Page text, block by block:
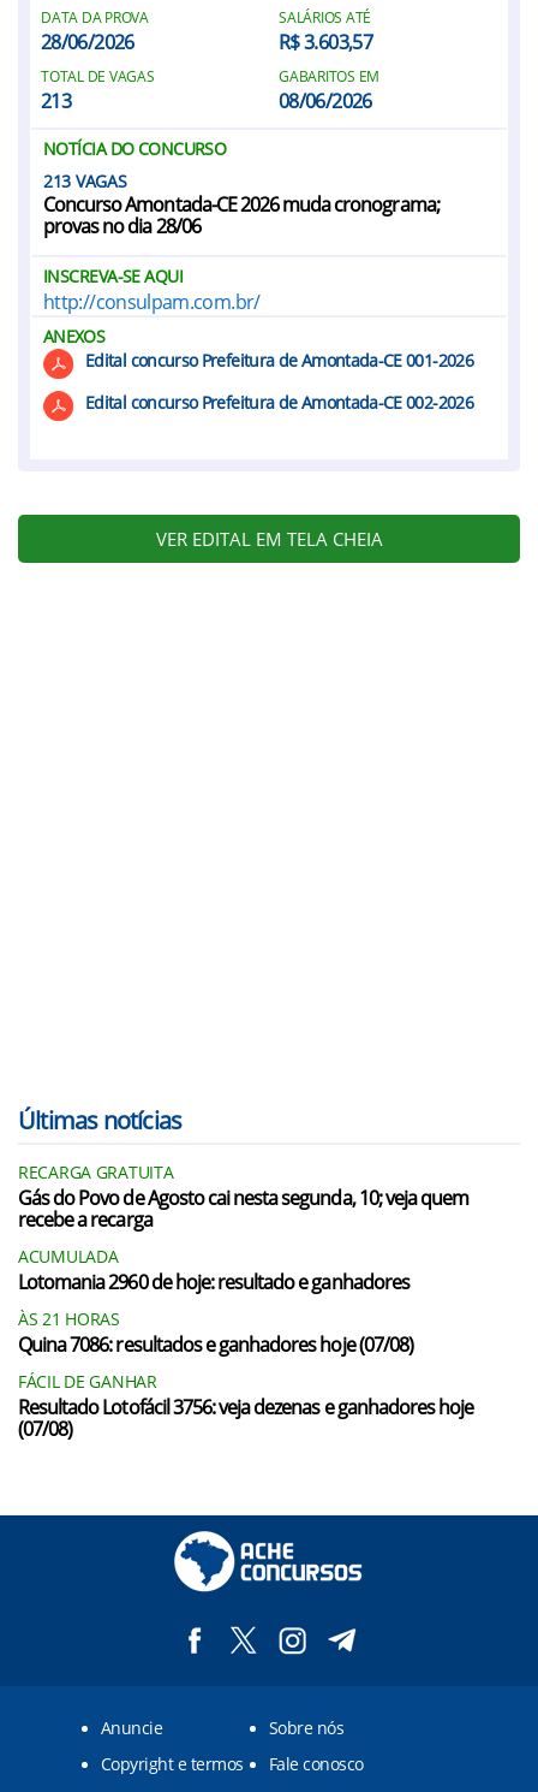
DATA DA PROVA
28/06/2026
SALÁRIOS ATÉ
R$ 3.603,57
TOTAL DE VAGAS
213
GABARITOS EM
08/06/2026
NOTÍCIA DO CONCURSO
213
Concurso Amontada-CE 2026 muda cronograma;
provas no dia 28/06
INSCREVA-SE AQUI
http://consulpam.com.br/
ANEXOS
Edital concurso Prefeitura de Amontada-CE 001-2026
Edital concurso Prefeitura de Amontada-CE 002-2026
VER EDITAL EM TELA CHEIA
Últimas notícias
RECARGA GRATUITA
Gás do Povo de Agosto cai nesta segunda, 10; veja quem
recebe a recarga
ACUMULADA
Lotomania 2960 de hoje: resultado e ganhadores
ÀS 21 HORAS
Quina 7086: resultados e ganhadores hoje (07/08)
FÁCIL DE GANHAR
Resultado Lotofácil 3756: veja dezenas e ganhadores hoje
(07/08)
Anuncie
Sobre nós
Copyright e termos
Fale conosco